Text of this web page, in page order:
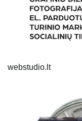
webstudio.lt